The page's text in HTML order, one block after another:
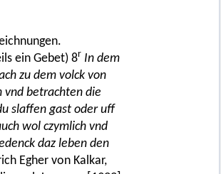
ein Gebet) 8r In dem
zu dem volck von
vnd betrachten die
slaffen gast oder uff
wol czymlich vnd
daz leben den
Egher von Kalkar,